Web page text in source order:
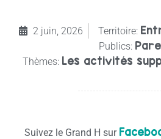
2 juin, 2026 Territoire:
Publics:
Thèmes: Les activités
Suivez le Grand H sur